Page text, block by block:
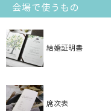
会場で使うもの
結婚証明書
席次表